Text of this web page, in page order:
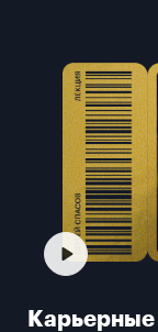
Карьерные